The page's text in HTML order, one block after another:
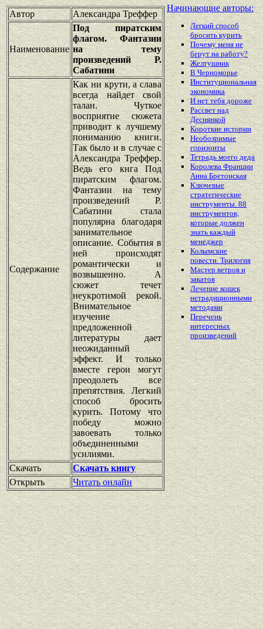
Автор Александра Треффер
Наименование
Под пиратским
флагом. Фантазии
на тему
произведений Р.
Сабатини
Содержание
Как ни крути, а слава
всегда найдет свой
талан. Чуткое
восприятие сюжета
приводит к лучшему
пониманию книги.
Так было и в случае с
Александра Треффер.
Ведь его кнга Под
пиратским флагом.
Фантазии на тему
произведений Р.
Сабатини стала
популярна благодаря
занимательное
описание. События в
ней происходят
романтически и
возвышенно. А
сюжет течет
неукротимой рекой.
Внимательное
изучение
предложенной
литературы дает
неожиданный
эффект. И только
вместе герои могут
преодолеть все
препятствия. Легкий
способ бросить
курить. Потому что
победу можно
завоевать только
объединенными
усилиями.
Скачать
Скачать книгу
Открыть
Читать онлайн
Начинающие авторы:
Легкий способ
бросить курить
Почему меня не
берут на работу?
Желтушник
В Черноморье
Институциональная
экономика
И нет тебя дороже
Рассвет над
Деснянкой
Короткие истории
Необозримые
горизонты
Тетрадь моего деда
Королева Франции
Анна Бретонская
Ключевые
стратегические
инструменты. 88
инструментов,
которые должен
знать каждый
менеджер
Колымские
повести. Трилогия
Мастер ветров и
закатов
Лечение кошек
нетрадиционными
методами
Перечень
интересных
произведений